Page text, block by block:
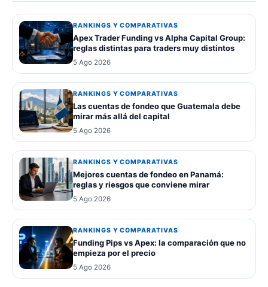
RANKINGS Y COMPARATIVAS
Apex Trader Funding vs Alpha Capital Group:
reglas distintas para traders muy distintos
5 Ago 2026
RANKINGS Y COMPARATIVAS
Las cuentas de fondeo que Guatemala debe
mirar más allá del capital
5 Ago 2026
RANKINGS Y COMPARATIVAS
Mejores cuentas de fondeo en Panamá:
reglas y riesgos que conviene mirar
5 Ago 2026
RANKINGS Y COMPARATIVAS
Funding Pips vs Apex: la comparación que no
empieza por el precio
5 Ago 2026